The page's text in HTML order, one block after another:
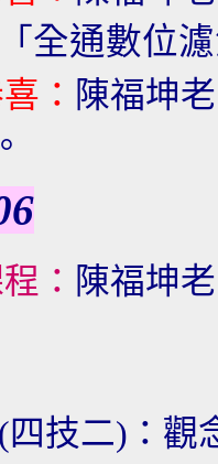
全通數位
： 陳福坤
： 陳福坤
(四技二)：觀